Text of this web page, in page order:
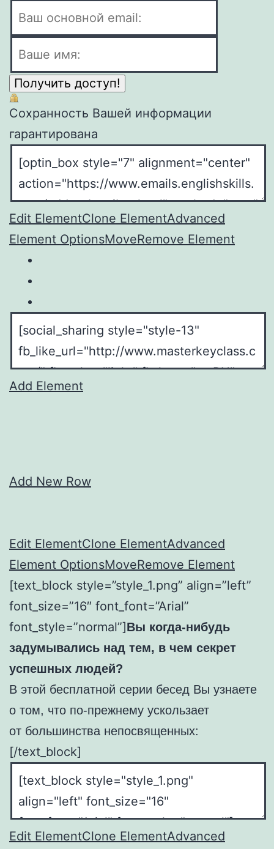
Получить доступ!
Сохранность Вашей информации
гарантирована
Edit ElementClone ElementAdvanced
Element OptionsMoveRemove Element
Add Element
Add New Row
Edit ElementClone ElementAdvanced
Element OptionsMoveRemove Element
[text_block style=”style_1.png” align=”left”
font_size=”16″ font_font=”Arial”
font_style=”normal”]Вы когда-нибудь
задумывались над тем, в чем секрет
успешных людей?
В этой бесплатной серии бесед Вы узнаете
о том, что по-прежнему ускользает
от большинства непосвященных:
[/text_block]
Edit ElementClone ElementAdvanced